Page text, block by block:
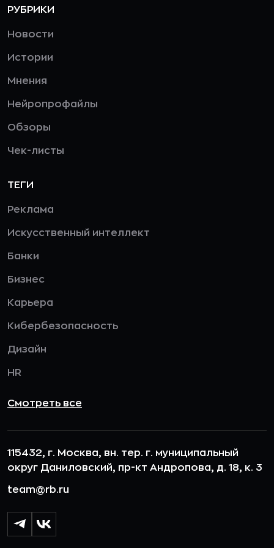
РУБРИКИ
Новости
Истории
Мнения
Нейропрофайлы
Обзоры
Чек-листы
ТЕГИ
Реклама
Искусственный интеллект
Банки
Бизнес
Карьера
Кибербезопасность
Дизайн
HR
Смотреть все
115432, г. Москва, вн. тер. г. муниципальный
округ Даниловский, пр-кт Андропова, д. 18, к. 3
team@rb.ru